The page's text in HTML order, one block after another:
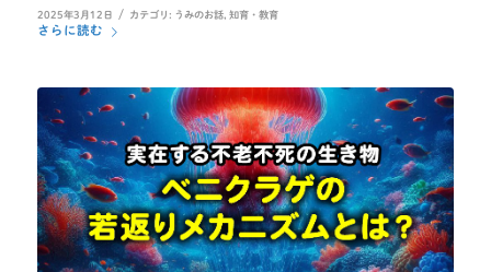
2025年3月12日 / カテゴリ: うみのお話, 知育・教育
さらに読む